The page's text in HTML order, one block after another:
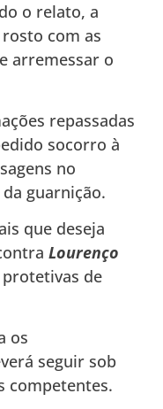
o relato, a
com as
arremessar o
repassadas
socorro à
no
guarnição.
que deseja
Lourenço
de
os
seguir sob
competentes.